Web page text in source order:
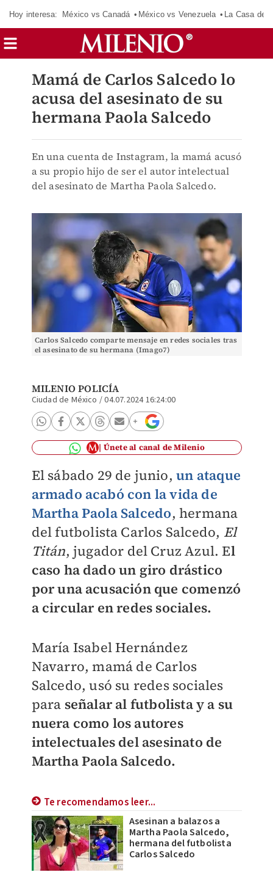
Hoy interesa: México vs Canadá México vs Venezuela La Casa de
Mamá de Carlos Salcedo lo
acusa del asesinato de su
hermana Paola Salcedo
En una cuenta de Instagram, la mamá acusó
a su propio hijo de ser el autor intelectual
del asesinato de Martha Paola Salcedo.
Carlos Salcedo comparte mensaje en redes sociales tras
el asesinato de su hermana (Imago7)
MILENIO POLICÍA
Ciudad de México /04.07.2024 16:24:00
Únete al canal de Milenio
El sábado 29 de junio,un ataque
armado acabó con la vida de
Martha Paola Salcedo, hermana
del futbolista Carlos Salcedo, El
Titán, jugador del Cruz Azul. El
caso ha dado un giro drástico
por una acusación que comenzó
a circular en redes sociales.
María Isabel Hernández
Navarro,mamá de Carlos
Salcedo,usó su redes sociales
para señalar al futbolista y a su
nuera como los autores
intelectuales del asesinato de
Martha Paola Salcedo.
Te recomendamos leer...
Asesinan a balazos a
Martha Paola Salcedo,
hermana del futbolista
Carlos Salcedo